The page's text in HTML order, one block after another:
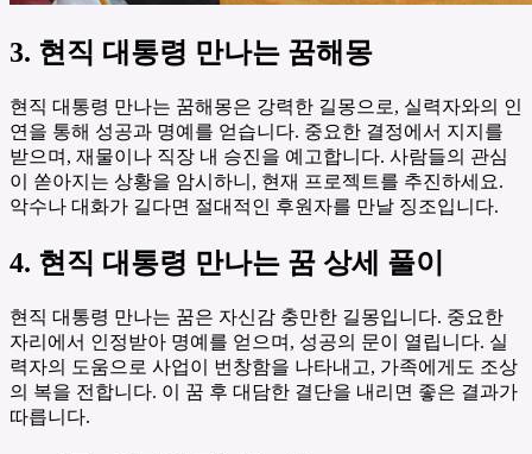
3. 현직 대통령 만나는 꿈해몽
현직 대통령 만나는 꿈해몽은 강력한 길몽으로, 실력자와의 인
연을 통해 성공과 명예를 얻습니다. 중요한 결정에서 지지를
받으며, 재물이나 직장 내 승진을 예고합니다. 사람들의 관심
이 쏟아지는 상황을 암시하니, 현재 프로젝트를 추진하세요.
악수나 대화가 길다면 절대적인 후원자를 만날 징조입니다.
4. 현직 대통령 만나는 꿈 상세 풀이
현직 대통령 만나는 꿈은 자신감 충만한 길몽입니다. 중요한
자리에서 인정받아 명예를 얻으며, 성공의 문이 열립니다. 실
력자의 도움으로 사업이 번창함을 나타내고, 가족에게도 조상
의 복을 전합니다. 이 꿈 후 대담한 결단을 내리면 좋은 결과가
따릅니다.